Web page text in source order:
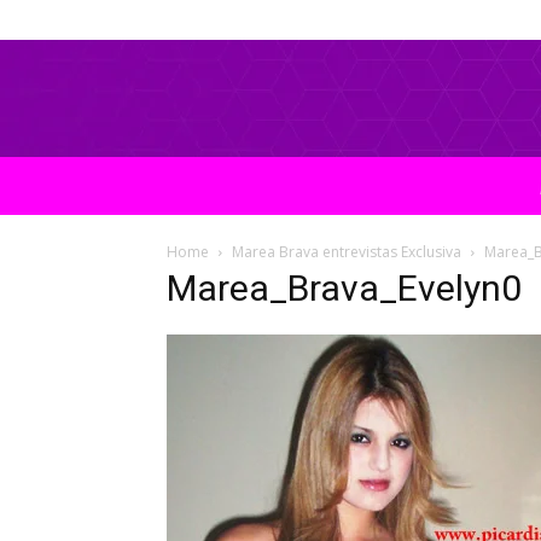
Home Marea Brava entrevistas Exclusiva
Marea_Brava_Evelyn0